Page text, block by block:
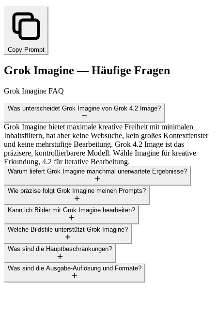
Copy Prompt
Grok Imagine — Häufige Fragen
Grok Imagine FAQ
Was unterscheidet Grok Imagine von Grok 4.2 Image?
Grok Imagine bietet maximale kreative Freiheit mit minimalen
Inhaltsfiltern, hat aber keine Websuche, kein großes Kontextfenster
und keine mehrstufige Bearbeitung. Grok 4.2 Image ist das
präzisere, kontrollierbarere Modell. Wähle Imagine für kreative
Erkundung, 4.2 für iterative Bearbeitung.
Warum liefert Grok Imagine manchmal unerwartete Ergebnisse?
Wie präzise folgt Grok Imagine meinen Prompts?
Kann ich Bilder mit Grok Imagine bearbeiten?
Welche Bildstile unterstützt Grok Imagine?
Was sind die Hauptbeschränkungen?
Was sind die Ausgabe-Auflösung und Formate?